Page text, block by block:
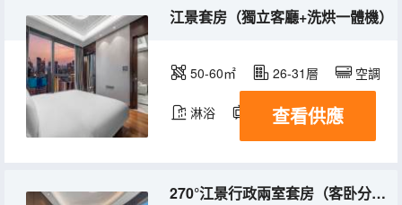
江景套房（獨立客廳+洗烘一體機）
50-60㎡ 26-31層 空調
淋浴 電視機 冰箱
查看供應
270°江景行政兩室套房（客卧分離+獨立衞浴+洗烘衣機）